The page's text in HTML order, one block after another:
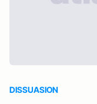
DISSUASION